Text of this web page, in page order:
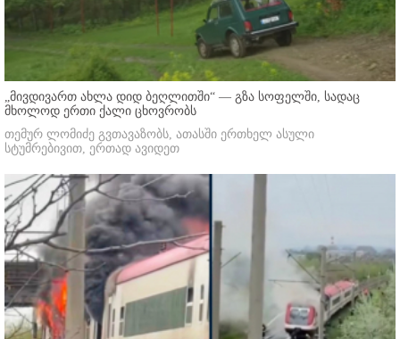
„მივდივართ ახლა დიდ ბეღლითში“ — გზა სოფელში, სადაც
მხოლოდ ერთი ქალი ცხოვრობს
თემურ ლომიძე გვთავაზობს, ათასში ერთხელ ასული
სტუმრებივით, ერთად ავიდეთ